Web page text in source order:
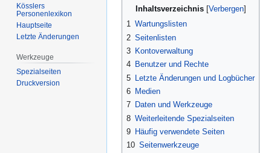
Inhaltsverzeichnis
1 Wartungslisten
2 Seitenlisten
3 Kontoverwaltung
4 Benutzer und Rechte
5
Letzte Änderungen und Logbücher
6 Medien
7 Daten und Werkzeuge
8 Weiterleitende Spezialseiten
9 Häufig verwendete Seiten
10 Seitenwerkzeuge
Kösslers
Personenlexikon
Hauptseite
Letzte Änderungen
Werkzeuge
Spezialseiten
Druckversion